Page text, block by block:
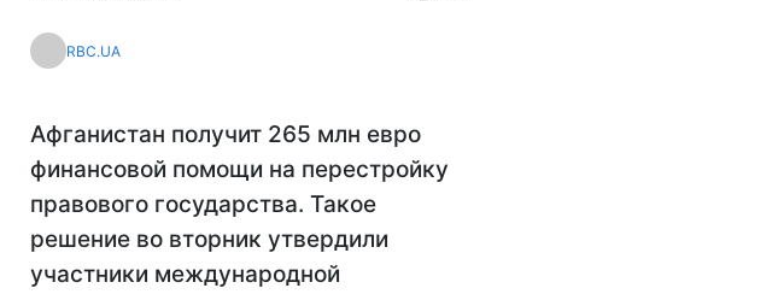
RBC.UA
Афганистан получит 265 млн евро
финансовой помощи на перестройку
правового государства. Такое
решение во вторник утвердили
участники международной